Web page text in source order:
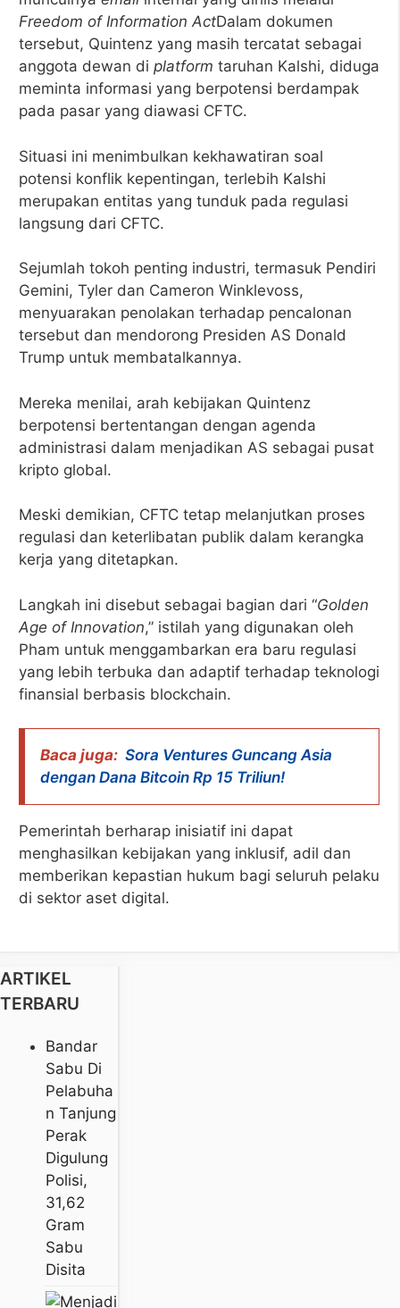
Freedom of Information ActDalam dokumen
tersebut, Quintenz yang masih tercatat sebagai
anggota dewan di platform taruhan Kalshi, diduga
meminta informasi yang berpotensi berdampak
pada pasar yang diawasi CFTC.
Situasi ini menimbulkan kekhawatiran soal
potensi konflik kepentingan, terlebih Kalshi
merupakan entitas yang tunduk pada regulasi
langsung dari CFTC.
Sejumlah tokoh penting industri, termasuk Pendiri
Gemini, Tyler dan Cameron Winklevoss,
menyuarakan penolakan terhadap pencalonan
tersebut dan mendorong Presiden AS Donald
Trump untuk membatalkannya.
Mereka menilai, arah kebijakan Quintenz
berpotensi bertentangan dengan agenda
administrasi dalam menjadikan AS sebagai pusat
kripto global.
Meski demikian, CFTC tetap melanjutkan proses
regulasi dan keterlibatan publik dalam kerangka
kerja yang ditetapkan.
Langkah ini disebut sebagai bagian dari “Golden
Age of Innovation,” istilah yang digunakan oleh
Pham untuk menggambarkan era baru regulasi
yang lebih terbuka dan adaptif terhadap teknologi
finansial berbasis blockchain.
Baca juga: Sora Ventures Guncang Asia
dengan Dana Bitcoin Rp 15 Triliun!
Pemerintah berharap inisiatif ini dapat
menghasilkan kebijakan yang inklusif, adil dan
memberikan kepastian hukum bagi seluruh pelaku
di sektor aset digital.
ARTIKEL
TERBARU
Bandar
Sabu Di
Pelabuha
N Tanjung
Perak
Digulung
Polisi,
31,62
Gram
Sabu
Disita